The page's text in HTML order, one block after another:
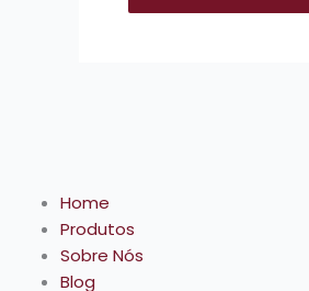
Home
Produtos
Sobre Nós
Blog